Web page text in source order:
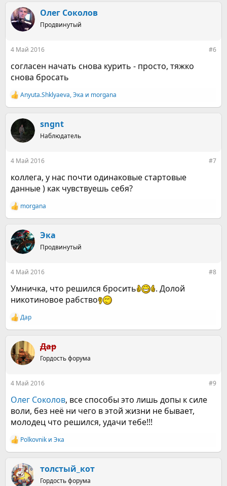
к
ц
и
Олег Соколов
Продвинутый
4 Май 2016 #6
согласен начать снова курить - просто, тяжко
снова бросать
Р
е
к
ц
и
Anyuta.Shklyaeva,Эка и morgana
sngnt
Наблюдатель
4 Май 2016 #7
коллега, у нас почти одинаковые стартовые
данные ) как чувствуешь себя?
Р
е
к
ц
и
morgana
Эка
Продвинутый
4 Май 2016 #8
Умничка, что решился бросить
. Долой
никотиновое рабство
Р
е
к
ц
и
Дар
Дар
Гордость форума
4 Май 2016 #9
Олег Соколов, все способы это лишь допы к силе
воли, без неё ни чего в этой жизни не бывает,
молодец что решился, удачи тебе!!!
Р
е
к
ц
и
Polkovnik и Эка
толстый_кот
Гордость форума